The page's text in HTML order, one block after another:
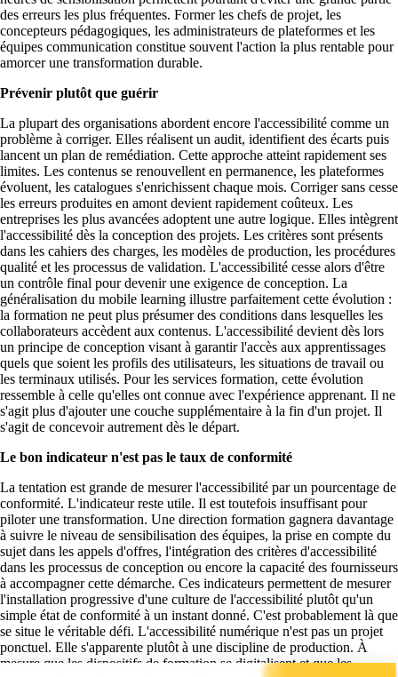
des erreurs les plus fréquentes. Former les chefs de projet, les
concepteurs pédagogiques, les administrateurs de plateformes et les
équipes communication constitue souvent l'action la plus rentable pour
amorcer une transformation durable.
Prévenir plutôt que guérir
La plupart des organisations abordent encore l'accessibilité comme un
problème à corriger. Elles réalisent un audit, identifient des écarts puis
lancent un plan de remédiation. Cette approche atteint rapidement ses
limites. Les contenus se renouvellent en permanence, les plateformes
évoluent, les catalogues s'enrichissent chaque mois. Corriger sans cesse
les erreurs produites en amont devient rapidement coûteux. Les
entreprises les plus avancées adoptent une autre logique. Elles intègrent
l'accessibilité dès la conception des projets. Les critères sont présents
dans les cahiers des charges, les modèles de production, les procédures
qualité et les processus de validation. L'accessibilité cesse alors d'être
un contrôle final pour devenir une exigence de conception. La
généralisation du mobile learning illustre parfaitement cette évolution :
la formation ne peut plus présumer des conditions dans lesquelles les
collaborateurs accèdent aux contenus. L'accessibilité devient dès lors
un principe de conception visant à garantir l'accès aux apprentissages
quels que soient les profils des utilisateurs, les situations de travail ou
les terminaux utilisés. Pour les services formation, cette évolution
ressemble à celle qu'elles ont connue avec l'expérience apprenant. Il ne
s'agit plus d'ajouter une couche supplémentaire à la fin d'un projet. Il
s'agit de concevoir autrement dès le départ.
Le bon indicateur n'est pas le taux de conformité
La tentation est grande de mesurer l'accessibilité par un pourcentage de
conformité. L'indicateur reste utile. Il est toutefois insuffisant pour
piloter une transformation. Une direction formation gagnera davantage
à suivre le niveau de sensibilisation des équipes, la prise en compte du
sujet dans les appels d'offres, l'intégration des critères d'accessibilité
dans les processus de conception ou encore la capacité des fournisseurs
à accompagner cette démarche. Ces indicateurs permettent de mesurer
l'installation progressive d'une culture de l'accessibilité plutôt qu'un
simple état de conformité à un instant donné. C'est probablement là que
se situe le véritable défi. L'accessibilité numérique n'est pas un projet
ponctuel. Elle s'apparente plutôt à une discipline de production. À
mesure que les dispositifs de formation se digitalisent et que les